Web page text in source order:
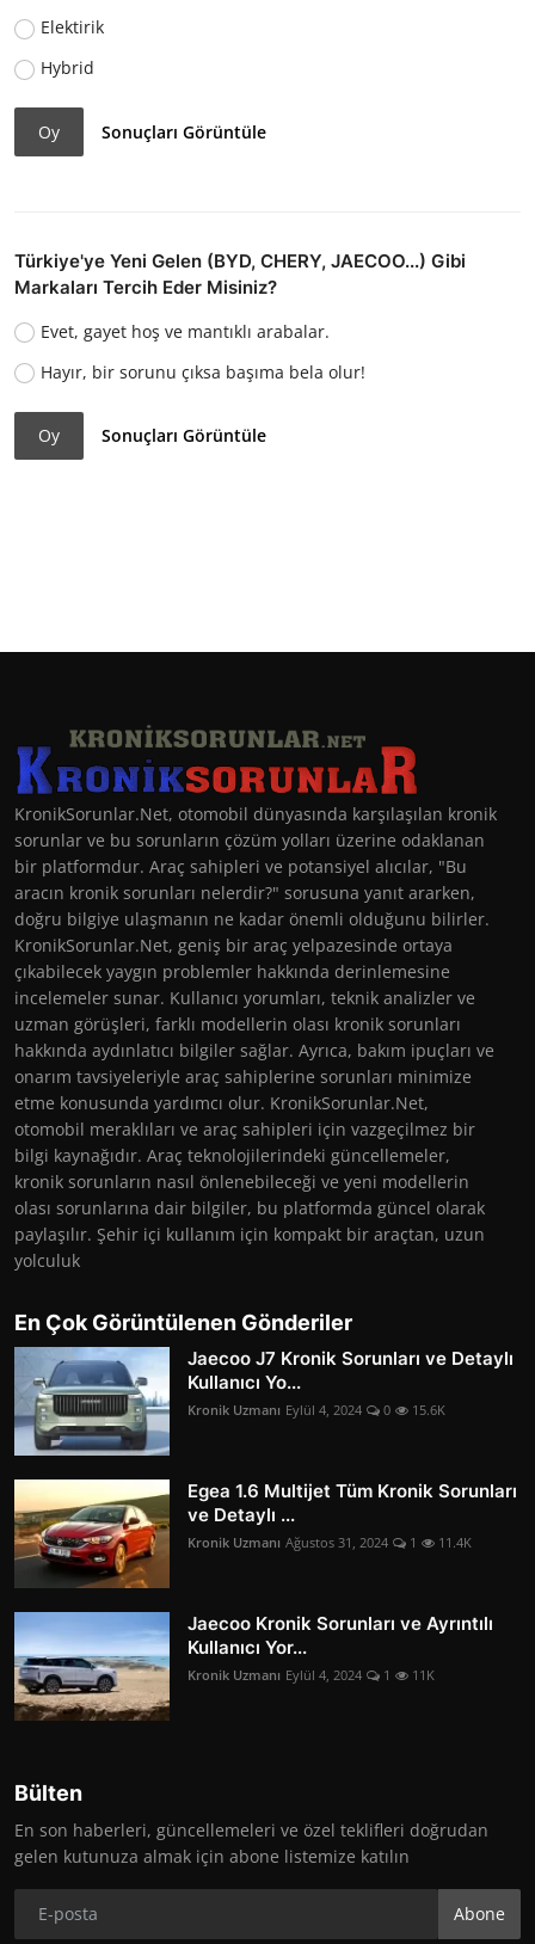
Elektirik
Hybrid
Oy Sonuçları Görüntüle
Türkiye'ye Yeni Gelen (BYD, CHERY, JAECOO...) Gibi
Markaları Tercih Eder Misiniz?
Evet, gayet hoş ve mantıklı arabalar.
Hayır, bir sorunu çıksa başıma bela olur!
Oy Sonuçları Görüntüle
KronikSorunlar.Net, otomobil dünyasında karşılaşılan kronik
sorunlar ve bu sorunların çözüm yolları üzerine odaklanan
bir platformdur. Araç sahipleri ve potansiyel alıcılar, "Bu
aracın kronik sorunları nelerdir?" sorusuna yanıt ararken,
doğru bilgiye ulaşmanın ne kadar önemli olduğunu bilirler.
KronikSorunlar.Net, geniş bir araç yelpazesinde ortaya
çıkabilecek yaygın problemler hakkında derinlemesine
incelemeler sunar. Kullanıcı yorumları, teknik analizler ve
uzman görüşleri, farklı modellerin olası kronik sorunları
hakkında aydınlatıcı bilgiler sağlar. Ayrıca, bakım ipuçları ve
onarım tavsiyeleriyle araç sahiplerine sorunları minimize
etme konusunda yardımcı olur. KronikSorunlar.Net,
otomobil meraklıları ve araç sahipleri için vazgeçilmez bir
bilgi kaynağıdır. Araç teknolojilerindeki güncellemeler,
kronik sorunların nasıl önlenebileceği ve yeni modellerin
olası sorunlarına dair bilgiler, bu platformda güncel olarak
paylaşılır. Şehir içi kullanım için kompakt bir araçtan, uzun
yolculuk
En Çok Görüntülenen Gönderiler
Jaecoo J7 Kronik Sorunları ve Detaylı
Kullanıcı Yo...
Kronik Uzmanı Eylül 4, 2024 0 15.6K
Egea 1.6 Multijet Tüm Kronik Sorunları
ve Detaylı ...
Kronik Uzmanı Ağustos 31, 2024 1 11.4K
Jaecoo Kronik Sorunları ve Ayrıntılı
Kullanıcı Yor...
Kronik Uzmanı Eylül 4, 2024 1 11K
Bülten
En son haberleri, güncellemeleri ve özel teklifleri doğrudan
gelen kutunuza almak için abone listemize katılın
Abone